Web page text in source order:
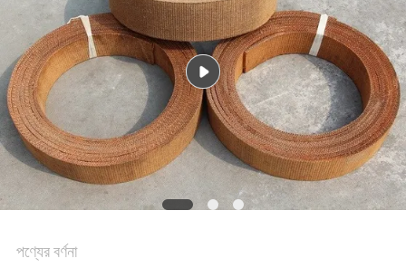
PRIVACY
POLICY
পণ্যের বর্ণনা